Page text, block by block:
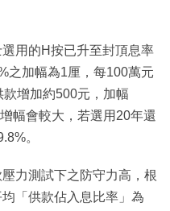
用的H按已升至封頂息率
之加幅為1厘，每100萬元
增加約500元，加幅
幅會較大，若選用20年還
。
力測試下之防守力高，根
「供款佔入息比率」為